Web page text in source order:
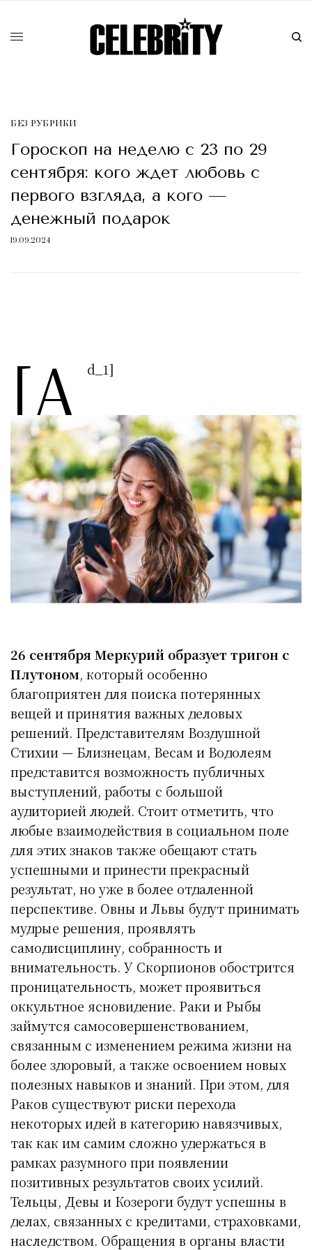
БЕЗ РУБРИКИ
Гороскоп на неделю с 23 по 29
сентября: кого ждет любовь с
первого взгляда, а кого —
денежный подарок
19.09.2024
[a d_1]
26 сентября Меркурий образует тригон с
Плутоном, который особенно
благоприятен для поиска потерянных
вещей и принятия важных деловых
решений. Представителям Воздушной
Стихии — Близнецам, Весам и Водолеям
представится возможность публичных
выступлений, работы с большой
аудиторией людей. Стоит отметить, что
любые взаимодействия в социальном поле
для этих знаков также обещают стать
успешными и принести прекрасный
результат, но уже в более отдаленной
перспективе. Овны и Львы будут принимать
мудрые решения, проявлять
самодисциплину, собранность и
внимательность. У Скорпионов обострится
проницательность, может проявиться
оккультное ясновидение. Раки и Рыбы
займутся самосовершенствованием,
связанным с изменением режима жизни на
более здоровый, а также освоением новых
полезных навыков и знаний. При этом, для
Раков существуют риски перехода
некоторых идей в категорию навязчивых,
так как им самим сложно удержаться в
рамках разумного при появлении
позитивных результатов своих усилий.
Тельцы, Девы и Козероги будут успешны в
делах, связанных с кредитами, страховками,
наследством. Обращения в органы власти